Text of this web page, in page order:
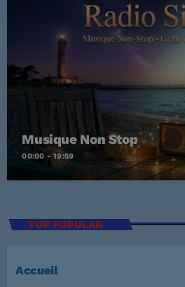
Musique Non Stop
00:00 - 19:59
TOP POPULAR
Accueil